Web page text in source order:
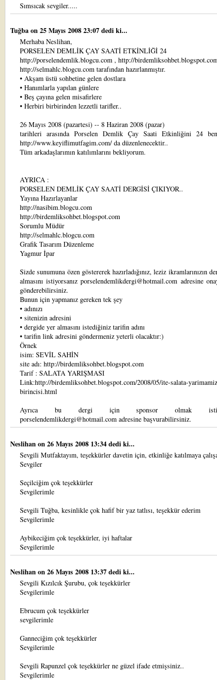
Sımsıcak sevgiler.....
Tuğbaon 25 Mayıs 2008 23:07 dedi ki...
Merhaba Neslihan,
PORSELEN DEMLİK ÇAY SAATİ ETKİNLİĞİ 24
http://porselendemlik.blogcu.com , http://
http://selmahlc.blogcu.com tarafından hazırlanmıştır.
• Akşam üstü sohbetine gelen dostlara
• Hanımlarla yapılan günlere
• Beş çayına gelen misafirlere
• Herbiri birbirinden lezzetli tarifler..
26 Mayıs 2008 (pazartesi) -- 8 Haziran 2008 (pazar)
tarihleri arasında Porselen Demlik Çay Saati Etkinliğini 24
http://www.keyiflimutfagim.com/ da düzenlenecektir..
Tüm arkadaşlarımın katılımlarını bekliyorum.
AYRICA :
PORSELEN DEMLİK ÇAY SAATİ DERGİSİ ÇIKIYOR..
Yayına Hazırlayanlar
http://nasibim.blogcu.com
http://birdemliksohbet.blogspot.com
Sorumlu Müdür
http://selmahlc.blogcu.com
Grafik Tasarım Düzenleme
Yagmur İpar
Sizde sunumuna özen göstererek hazırladığınız, leziz ikramlarınızın
almasını istiyorsanız porselendemlikdergi@hotmail.com adresine
gönderebilirsiniz.
Bunun için yapmanız gereken tek şey
• adınızı
• sitenizin adresini
• dergide yer almasını istediğiniz tarifin adını
• tarifin link adresini göndermeniz yeterli olacaktır:)
Örnek
isim: SEVİL SAHİN
site adı: http://birdemliksohbet.blogspot.com
Tarif : SALATA YARIŞMASI
Link:http://birdemliksohbet.blogspot.com/2008/05/ite-salata-
birincisi.html
Ayrıca bu dergi için sponsor olmak
porselendemlikdergi@hotmail.com adresine başvurabilirsiniz.
Neslihanon 26 Mayıs 2008 13:34 dedi ki...
Sevgili Mutfaktayım, teşekkürler davetin için, etkinliğe katılmaya
Sevgiler
Seçilciğim çok teşekkürler
Sevgilerimle
Sevgili Tuğba, kesinlikle çok hafif bir yaz tatlısı, teşekkür ederim
Sevgilerimle
Aybikeciğim çok teşekkürler, iyi haftalar
Sevgilerimle
Neslihanon 26 Mayıs 2008 13:37 dedi ki...
Sevgili Kızılcık Şurubu, çok teşekkürler
Sevgilerimle
Ebrucum çok teşekkürler
sevgilerimle
Ganneciğim çok teşekkürler
Sevgilerimle
Sevgili Rapunzel çok teşekkürler ne güzel ifade etmişsiniz..
Sevgilerimle